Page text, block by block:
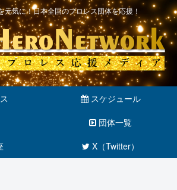
元気に！日本全国のプロレス団体を応援！
スケジュール
団体一覧
X（Twitter）